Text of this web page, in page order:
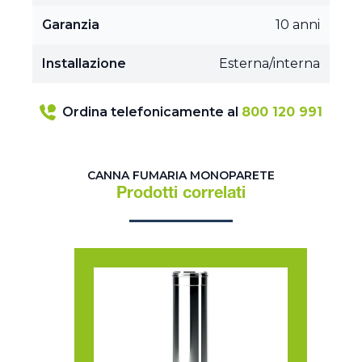
Garanzia 10 anni
Installazione Esterna/interna
Ordina telefonicamente al 800 120 991
CANNA FUMARIA MONOPARETE
Prodotti correlati